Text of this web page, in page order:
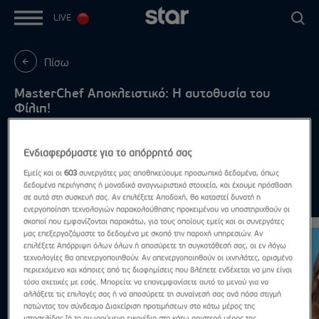
LIVE
Πίσω
MasterChef Αποκλειστικό: Η αυτοθυσία του
Φίλιπ!
Highlights Δες τα όλα
Ενδιαφερόμαστε για το απόρρητό σας
Εμείς και οι603 συνεργάτες μας αποθηκεύουμε προσωπικά δεδομένα, όπως
δεδομένα περιήγησης ή μοναδικά αναγνωριστικά στοιχεία, και έχουμε πρόσβαση
σε αυτά στη συσκευή σας. Αν επιλέξετε Αποδοχή, θα καταστεί δυνατή η
ενεργοποίηση τεχνολογιών παρακολούθησης προκειμένου να υποστηριχθούν οι
σκοποί που εμφανίζονται παρακάτω, για τους οποίους εμείς και οι συνεργάτες
μας επεξεργαζόμαστε τα δεδομένα με σκοπό την παροχή υπηρεσιών. Αν
επιλέξετε Απόρριψη όλων όλων ή αποσύρετε τη συγκατάθεσή σας, οι εν λόγω
τεχνολογίες θα απενεργοποιηθούν. Αν απενεργοποιηθούν οι ιχνηλάτες, ορισμένο
περιεχόμενο και κάποιες από τις διαφημίσεις που βλέπετε ενδέχεται να μην είναι
τόσο σχετικές με εσάς. Μπορείτε να επανεμφανίσετε αυτό το μενού για να
αλλάξετε τις επιλογές σας ή να αποσύρετε τη συναίνεσή σας ανά πάσα στιγμή
πατώντας τον σύνδεσμο Διαχείριση προτιμήσεων στο κάτω μέρος της